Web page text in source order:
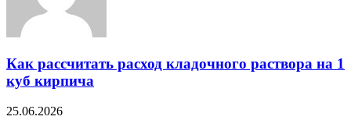
Как рассчитать расход кладочного раствора на 1
куб кирпича
25.06.2026